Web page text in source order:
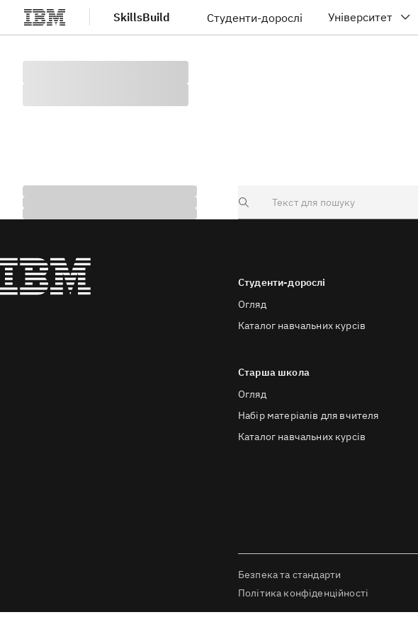
Перейти до основного вмісту
SkillsBuild Студенти-дорослі Університет
Search
Студенти-дорослі
Огляд
Каталог навчальних курсів
Старша школа
Огляд
Набір матеріалів для вчителя
Каталог навчальних курсів
Безпека та стандарти
Політика конфіденційності